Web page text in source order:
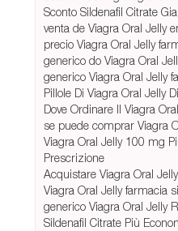
Sconto Sildenafil Citrate
venta de Viagra Oral Jelly
precio Viagra Oral Jelly
generico do Viagra Oral
generico Viagra Oral Jelly
Pillole Di Viagra Oral Jelly
Dove Ordinare Il Viagra
se puede comprar Viagra
Viagra Oral Jelly 100 mg
Prescrizione
Acquistare Viagra Oral
Viagra Oral Jelly farmacia
generico Viagra Oral Jelly
Sildenafil Citrate Più